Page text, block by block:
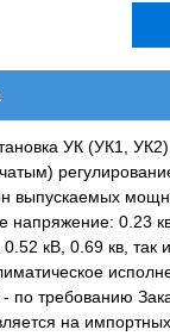
УК (УК1,
выпускаемых
напряжение: 0.23
кВ, 0.69 кв, так
требованию
на